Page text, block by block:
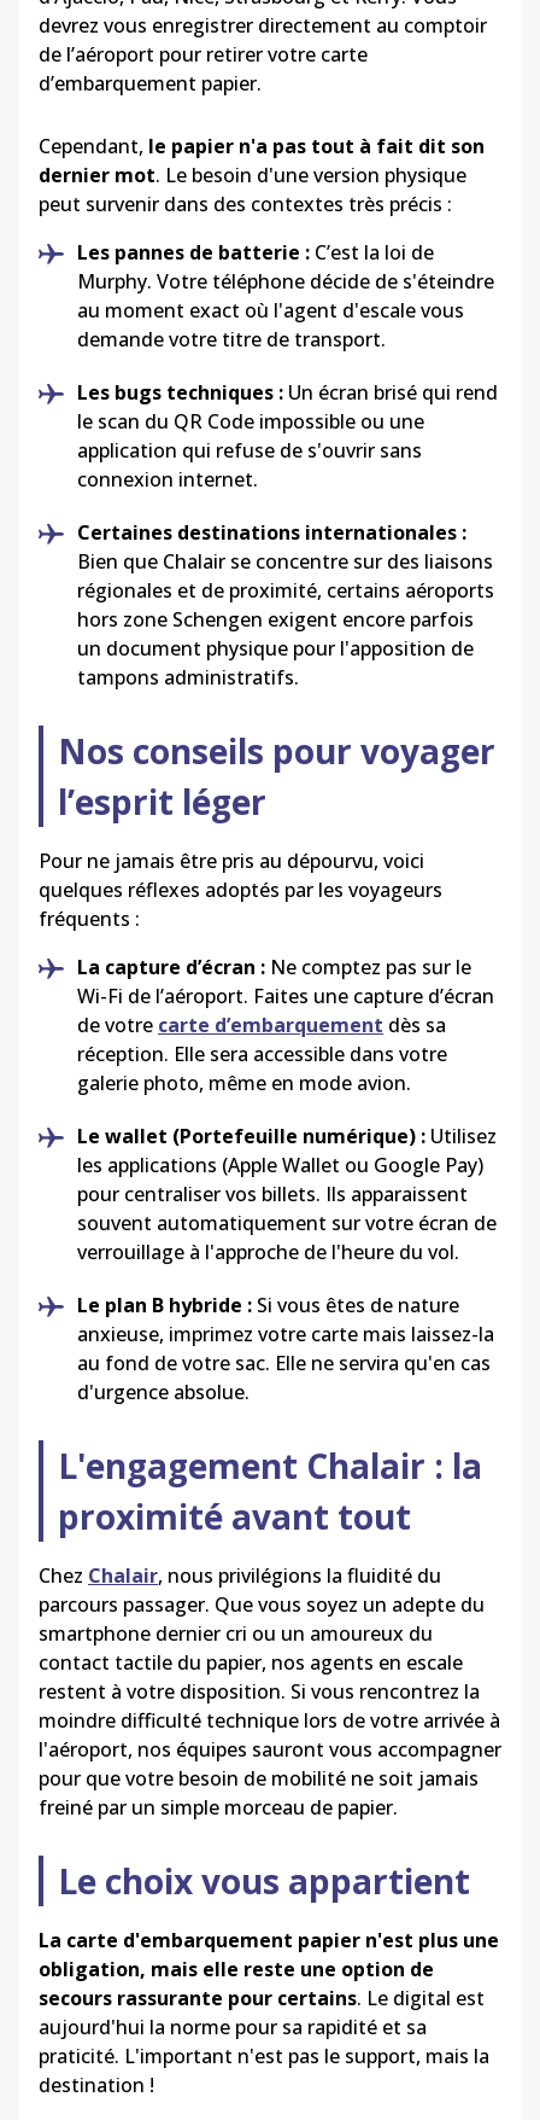
devrez vous enregistrer directement au comptoir
de l’aéroport pour retirer votre carte
d’embarquement papier.
Cependant, le papier n'a pas tout à fait dit son
dernier mot. Le besoin d'une version physique
peut survenir dans des contextes très précis :
Les pannes de batterie : C’est la loi de
Murphy. Votre téléphone décide de s'éteindre
au moment exact où l'agent d'escale vous
demande votre titre de transport.
Les bugs techniques : Un écran brisé qui rend
le scan du QR Code impossible ou une
application qui refuse de s'ouvrir sans
connexion internet.
Certaines destinations internationales :
Bien que Chalair se concentre sur des liaisons
régionales et de proximité, certains aéroports
hors zone Schengen exigent encore parfois
un document physique pour l'apposition de
tampons administratifs.
Nos conseils pour voyager
l’esprit léger
Pour ne jamais être pris au dépourvu, voici
quelques réflexes adoptés par les voyageurs
fréquents :
La capture d’écran : Ne comptez pas sur le
Wi-Fi de l’aéroport. Faites une capture d’écran
de votre carte d’embarquement dès sa
réception. Elle sera accessible dans votre
galerie photo, même en mode avion.
Le wallet (Portefeuille numérique) : Utilisez
les applications (AppleWallet ou Google Pay)
pour centraliser vos billets. Ils apparaissent
souvent automatiquement sur votre écran de
verrouillage à l'approche de l'heure du vol.
Le plan B hybride : Si vous êtes de nature
anxieuse, imprimez votre carte mais laissez-la
au fond de votre sac. Elle ne servira qu'en cas
d'urgence absolue.
L'engagement Chalair : la
proximité avant tout
Chez Chalair, nous privilégions la fluidité du
parcours passager. Que vous soyez un adepte du
smartphone dernier cri ou un amoureux du
contact tactile du papier, nos agents en escale
restent à votre disposition. Si vous rencontrez la
moindre difficulté technique lors de votre arrivée à
l'aéroport, nos équipes sauront vous accompagner
pour que votre besoin de mobilité ne soit jamais
freiné par un simple morceau de papier.
Le choix vous appartient
La carte d'embarquement papier n'est plus une
obligation, mais elle reste une option de
secours rassurante pour certains. Le digital est
aujourd'hui la norme pour sa rapidité et sa
praticité. L'important n'est pas le support, mais la
destination !